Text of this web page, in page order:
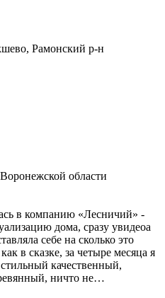
Рамонский р-н
области
в компанию «Лесничий» -
дома, сразу увидеоа
себе на сколько это
в сказке, за четыре месяца я
качественный,
ничто не…